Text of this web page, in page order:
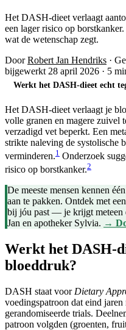
Het DASH-dieet verlaagt
een lager risico op
wat de wetenschap zegt.
DoorRobert Jan Hendriks ·
bijgewerkt 28 april 2026 · 5
Werkt het DASH-dieet echt
Het DASH-dieet verlaagt je
volle granen en magere zuivel
verzadigd vet beperkt. Een
strikte naleving de systolische
verminderen.1 Onderzoek
risico op borstkanker.2
De meeste mensen kennen
aan te pakken. Ontdek met
bij jóu past — je krijgt meteen
Jan en apotheker Sylvia. →
Werkt het DASH-
bloeddruk?
DASH staat voor Dietary
voedingspatroon dat eind
gerandomiseerde trials.
patroon volgden (groenten,